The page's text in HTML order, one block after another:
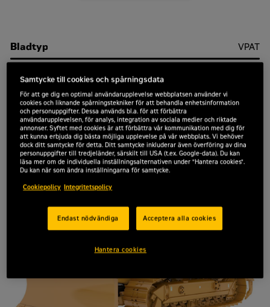
Bladtyp VPAT
Nettoeffekt
Samtycke till cookies och spårningsdata
För att ge dig en optimal användarupplevelse webbplatsen använder vi
cookies och liknande spårningstekniker för att behandla enhetsinformation
och personuppgifter. Dessa används bl.a. för att förbättra
användarupplevelsen, för analys, integration av sociala medier och riktade
annonser. Syftet med cookies är att förbättra vår kommunikation med dig för
att kunna erbjuda dig bästa möjliga upplevelse på vår webbplats. Vi behöver
dock ditt samtycke för detta. Ditt samtycke inkluderar även överföring av dina
personuppgifter till tredjeländer, särskilt till USA (t.ex. Google-data). Du kan
läsa mer om de individuella inställningsalternativen under "Hantera cookies".
Du kan när som ändra inställningarna för samtycke.
Cookiepolicy Integritetspolicy
Endast nödvändiga Acceptera alla cookies
Hantera cookies